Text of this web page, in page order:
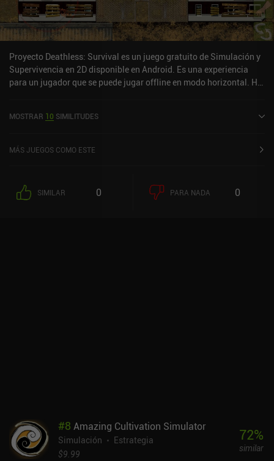
pueden utilizarse para desbloquear nuevos tipos de trenes y
mercancías, o para añadir nuevas ciudades al mapa, lo que
aumenta su tamaño y plantea aún más retos logísticos. «Iron
Roads» es un juego premium sin anuncios ni compras dentro de la
aplicación, tanto en Android como en iOS. Si quieres jugar a un
simulador de magnate del transporte que merezca la pena, pero te
echa para atrás su complejidad inherente, no dejes de echarle un
Proyecto Deathless: Survival es un juego gratuito de Simulación y
Supervivencia en 2D disponible en Android. Es una experiencia
para un jugador que se puede jugar offline en modo horizontal. Ha
MOSTRAR 10 SIMILITUDES
MÁS JUEGOS COMO ESTE
SIMILAR 0 PARA NADA 0
#8 Amazing Cultivation Simulator
Simulación
Estrategia
$9.99
72%
similar